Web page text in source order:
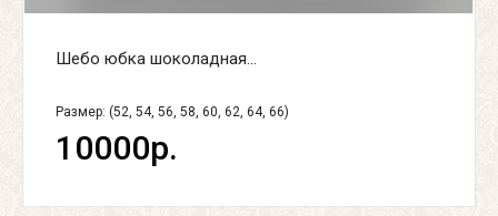
Шебо юбка шоколадная...
Размер: (52, 54, 56, 58, 60, 62, 64, 66)
10000р.